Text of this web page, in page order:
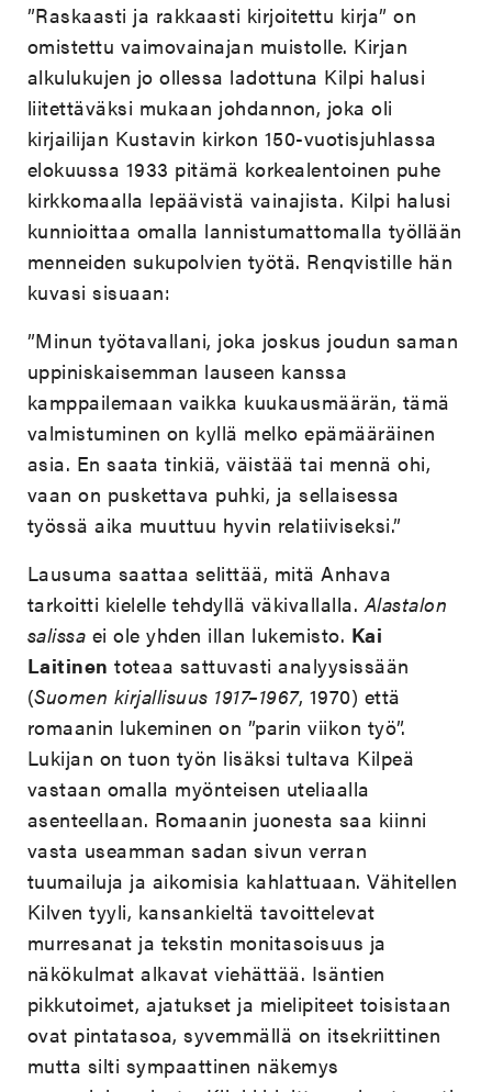
”Raskaasti ja rakkaasti kirjoitettu kirja” on
omistettu vaimovainajan muistolle. Kirjan
alkulukujen jo ollessa ladottuna Kilpi halusi
liitettäväksi mukaan johdannon, joka oli
kirjailijan Kustavin kirkon 150-vuotisjuhlassa
elokuussa 1933 pitämä korkealentoinen puhe
kirkkomaalla lepäävistä vainajista. Kilpi halusi
kunnioittaa omalla lannistumattomalla työllään
menneiden sukupolvien työtä. Renqvistille hän
kuvasi sisuaan:
”Minun työtavallani, joka joskus joudun saman
uppiniskaisemman lauseen kanssa
kamppailemaan vaikka kuukausmäärän, tämä
valmistuminen on kyllä melko epämääräinen
asia. En saata tinkiä, väistää tai mennä ohi,
vaan on puskettava puhki, ja sellaisessa
työssä aika muuttuu hyvin relatiiviseksi.”
Lausuma saattaa selittää, mitä Anhava
tarkoitti kielelle tehdyllä väkivallalla.Alastalon
salissa ei ole yhden illan lukemisto. Kai
Laitinen toteaa sattuvasti analyysissään
(Suomen kirjallisuus 1917–1967, 1970) että
romaanin lukeminen on ”parin viikon työ”.
Lukijan on tuon työn lisäksi tultava Kilpeä
vastaan omalla myönteisen uteliaalla
asenteellaan. Romaanin juonesta saa kiinni
vasta useamman sadan sivun verran
tuumailuja ja aikomisia kahlattuaan. Vähitellen
Kilven tyyli, kansankieltä tavoittelevat
murresanat ja tekstin monitasoisuus ja
näkökulmat alkavat viehättää. Isäntien
pikkutoimet, ajatukset ja mielipiteet toisistaan
ovat pintatasoa, syvemmällä on itsekriittinen
mutta silti sympaattinen näkemys